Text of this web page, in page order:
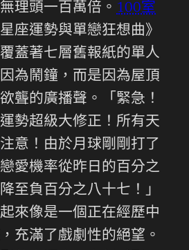
理頭一百萬倍。 100室
座運勢與單戀狂想曲》
蓋著七層舊報紙的單人
為鬧鐘，而是因為屋頂
聾的廣播聲。「緊急！
勢超級大修正！所有天
注意！由於月球剛剛打了
愛機率從昨日的百分之
至負百分之八十七！」
來像是一個正在經歷中
充滿了戲劇性的絕望。